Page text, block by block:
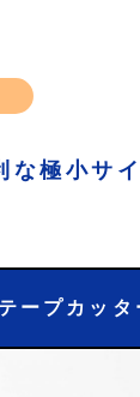
な極小サ
ープカッタ